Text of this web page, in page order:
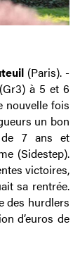
(Paris). -
(Gr3) à 5 et 6
nouvelle fois
un bon
de 7 ans et
(Sidestep).
victoires,
sa rentrée.
des hurdlers
d’euros de